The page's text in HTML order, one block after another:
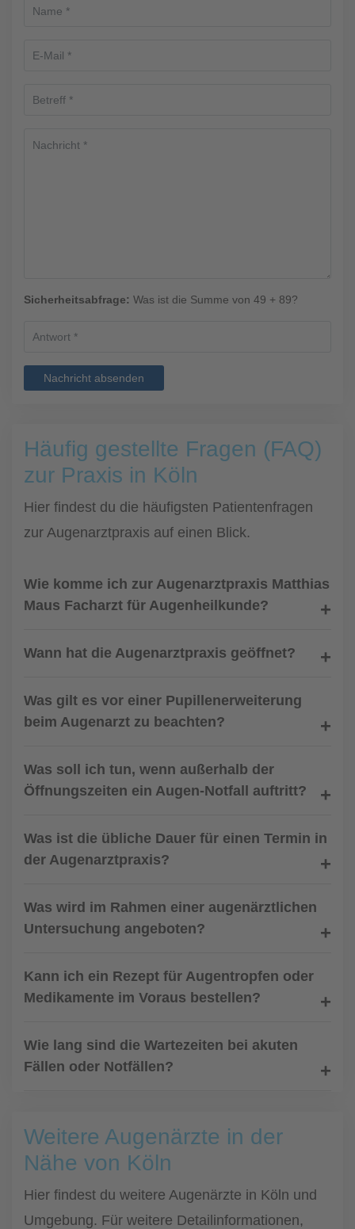
Sicherheitsabfrage: Was ist die Summe von 49 + 89?
Nachricht absenden
Häufig gestellte Fragen (FAQ)
zur Praxis in Köln
Hier findest du die häufigsten Patientenfragen
zur Augenarztpraxis auf einen Blick.
Wie komme ich zur Augenarztpraxis Matthias
Maus Facharzt für Augenheilkunde?
Wann hat die Augenarztpraxis geöffnet?
Was gilt es vor einer Pupillenerweiterung
beim Augenarzt zu beachten?
Was soll ich tun, wenn außerhalb der
Öffnungszeiten ein Augen-Notfall auftritt?
Was ist die übliche Dauer für einen Termin in
der Augenarztpraxis?
Was wird im Rahmen einer augenärztlichen
Untersuchung angeboten?
Kann ich ein Rezept für Augentropfen oder
Medikamente im Voraus bestellen?
Wie lang sind die Wartezeiten bei akuten
Fällen oder Notfällen?
Weitere Augenärzte in der
Nähe von Köln
Hier findest du weitere Augenärzte in Köln und
Umgebung. Für weitere Detailinformationen,